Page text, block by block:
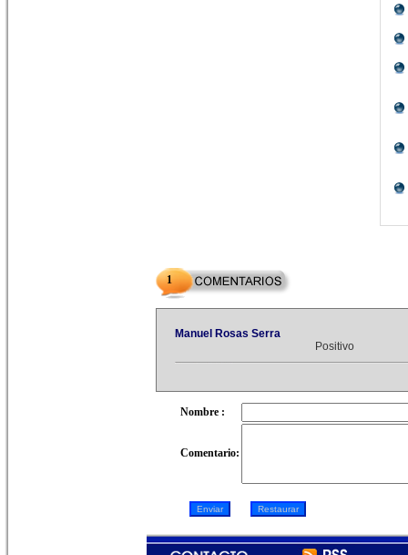
1
Manuel Rosas Serra
Positivo
Nombre :
Comentario: